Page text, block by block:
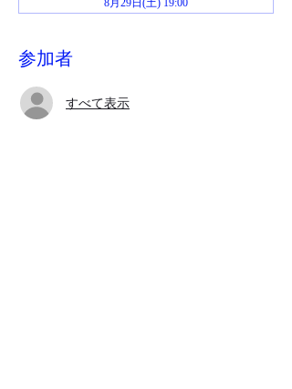
8月29日(土) 19:00
参加者
すべて表示